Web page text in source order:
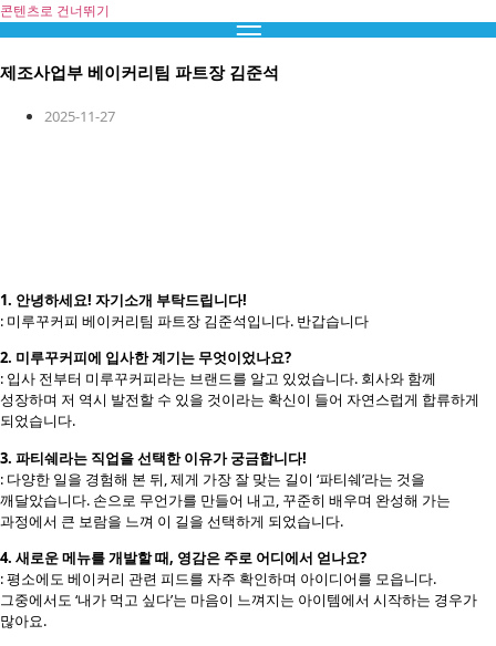
콘텐츠로 건너뛰기
제조사업부 베이커리팀 파트장 김준석
2025-11-27
1. 안녕하세요! 자기소개 부탁드립니다!
: 미루꾸커피 베이커리팀 파트장 김준석입니다. 반갑습니다
2. 미루꾸커피에 입사한 계기는 무엇이었나요?
: 입사 전부터 미루꾸커피라는 브랜드를 알고 있었습니다. 회사와 함께
성장하며 저 역시 발전할 수 있을 것이라는 확신이 들어 자연스럽게 합류하게
되었습니다.
3. 파티쉐라는 직업을 선택한 이유가 궁금합니다!
: 다양한 일을 경험해 본 뒤, 제게 가장 잘 맞는 길이 ‘파티쉐’라는 것을
깨달았습니다. 손으로 무언가를 만들어 내고, 꾸준히 배우며 완성해 가는
과정에서 큰 보람을 느껴 이 길을 선택하게 되었습니다.
4. 새로운 메뉴를 개발할 때, 영감은 주로 어디에서 얻나요?
: 평소에도 베이커리 관련 피드를 자주 확인하며 아이디어를 모읍니다.
그중에서도 ‘내가 먹고 싶다’는 마음이 느껴지는 아이템에서 시작하는 경우가
많아요.